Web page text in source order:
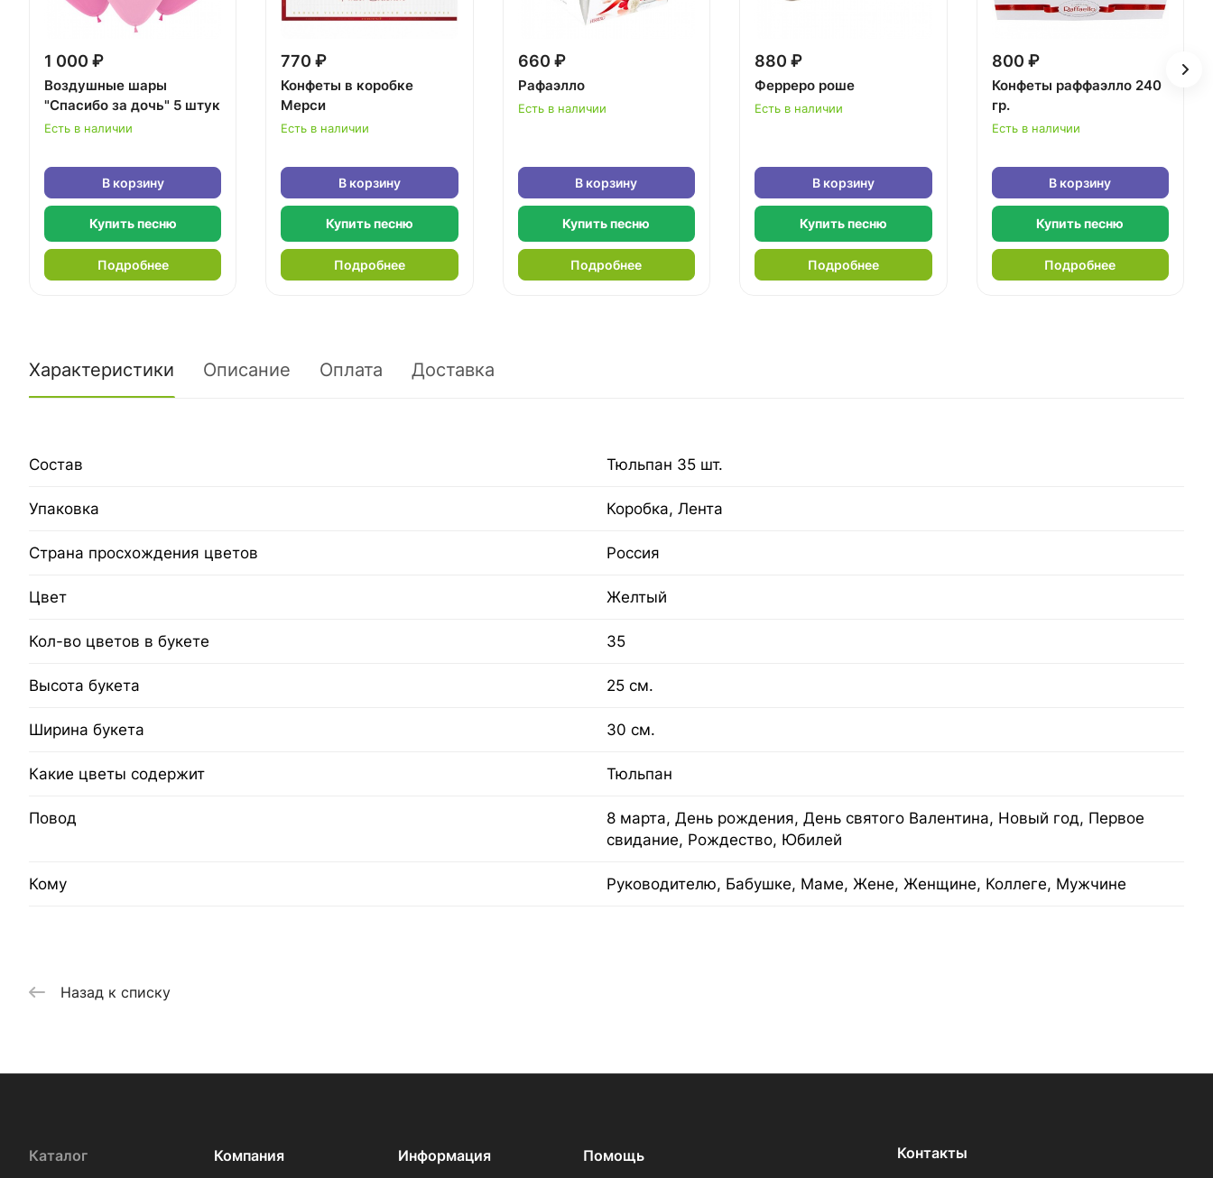
1 000 ₽
Воздушные шары
"Спасибо за дочь" 5 штук
Есть в наличии
В корзину
Купить песню
Подробнее
770 ₽
Конфеты в коробке
Мерси
Есть в наличии
В корзину
Купить песню
Подробнее
660 ₽
Рафаэлло
Есть в наличии
В корзину
Купить песню
Подробнее
880 ₽
Ферреро роше
Есть в наличии
В корзину
Купить песню
Подробнее
800 ₽
Конфеты раффаэлло 240
гр.
Есть в наличии
В корзину
Купить песню
Подробнее
Характеристики Описание Оплата Доставка
Состав Тюльпан 35 шт.
Упаковка Коробка, Лента
Страна просхождения цветов Россия
Цвет Желтый
Кол-во цветов в букете 35
Высота букета 25 см.
Ширина букета 30 см.
Какие цветы содержит Тюльпан
Повод
8 марта, День рождения, День святого Валентина, Новый год, Первое
свидание, Рождество, Юбилей
Кому Руководителю, Бабушке, Маме, Жене, Женщине, Коллеге, Мужчине
Назад к списку
Каталог Компания Информация Помощь Контакты